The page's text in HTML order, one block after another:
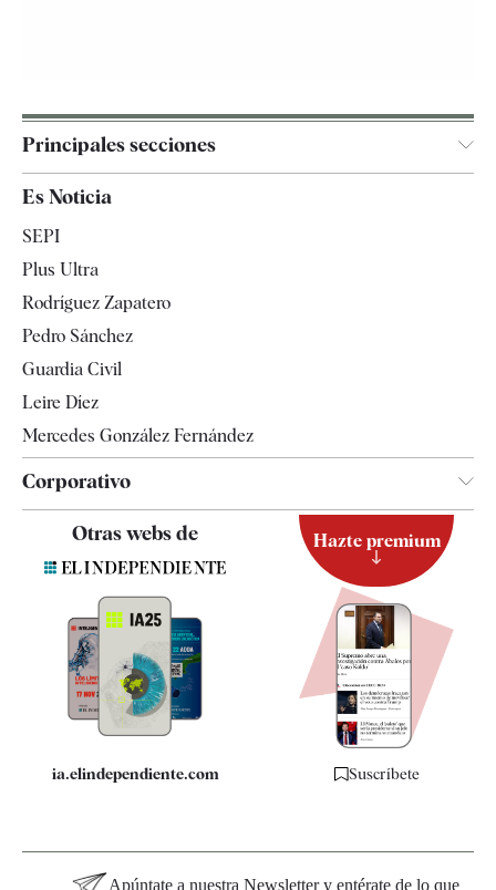
Principales secciones
Televisión
Es Noticia
SEPI
Plus Ultra
Rodríguez Zapatero
Pedro Sánchez
Guardia Civil
Leire Díez
Mercedes González Fernández
Corporativo
Quiénes somos
Especificaciones
Otras webs de
ia.elindependiente.com
Hazte premium
Suscríbete
Apúntate a nuestra Newsletter y entérate de lo que